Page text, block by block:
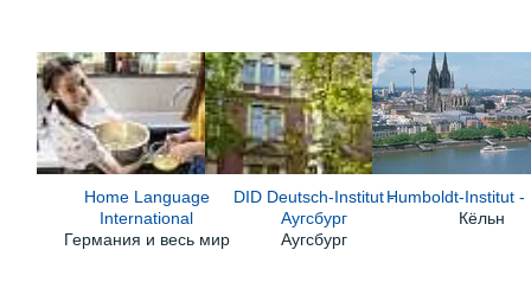
Home Language
International
Германия и весь мир
DID Deutsch-Institut -
Аугсбург
Аугсбург
Humboldt-Institut -
Кёльн